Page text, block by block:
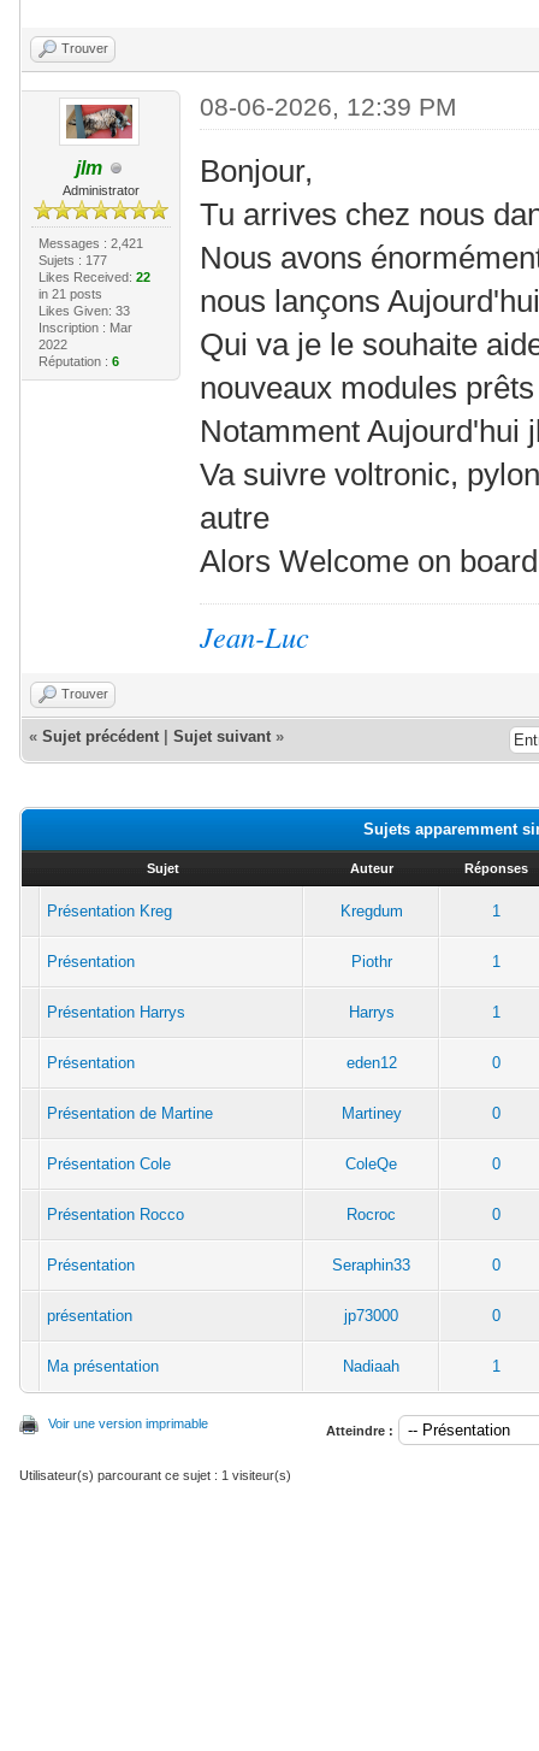
Trouver
jlm
Administrator
Messages : 2,421
Sujets : 177
Likes Received: 22
in 21 posts
Likes Given: 33
Inscription : Mar
2022
Réputation : 6
08-06-2026, 12:39 PM
Bonjour,
Tu arrives chez nous
Nous avons
nous lançons
Qui va je le souhaite
nouveaux modules
Notamment Aujourd'hui
Va suivre voltronic,
autre
Alors Welcome on board
Jean-Luc
Trouver
« Sujet précédent Sujet suivant »
Sujets apparemment
Sujet Auteur Réponses
Présentation Kreg Kregdum 1
Présentation Piothr 1
Présentation Harrys Harrys 1
Présentation eden12 0
Présentation de Martine Martiney 0
Présentation Cole ColeQe 0
Présentation Rocco Rocroc 0
Présentation Seraphin33 0
présentation jp73000 0
Ma présentation Nadiaah 1
Voir une version imprimable Atteindre :
Utilisateur(s) parcourant ce sujet : 1 visiteur(s)